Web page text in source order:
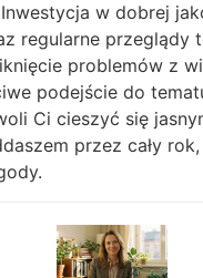
w dobrej
regularne przeglądy
problemów z
podejście do
Ci cieszyć się
przez cały